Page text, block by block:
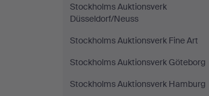
Stockholms Auktionsverk
Düsseldorf/Neuss
Stockholms Auktionsverk Fine Art
Stockholms Auktionsverk Göteborg
Stockholms Auktionsverk Hamburg